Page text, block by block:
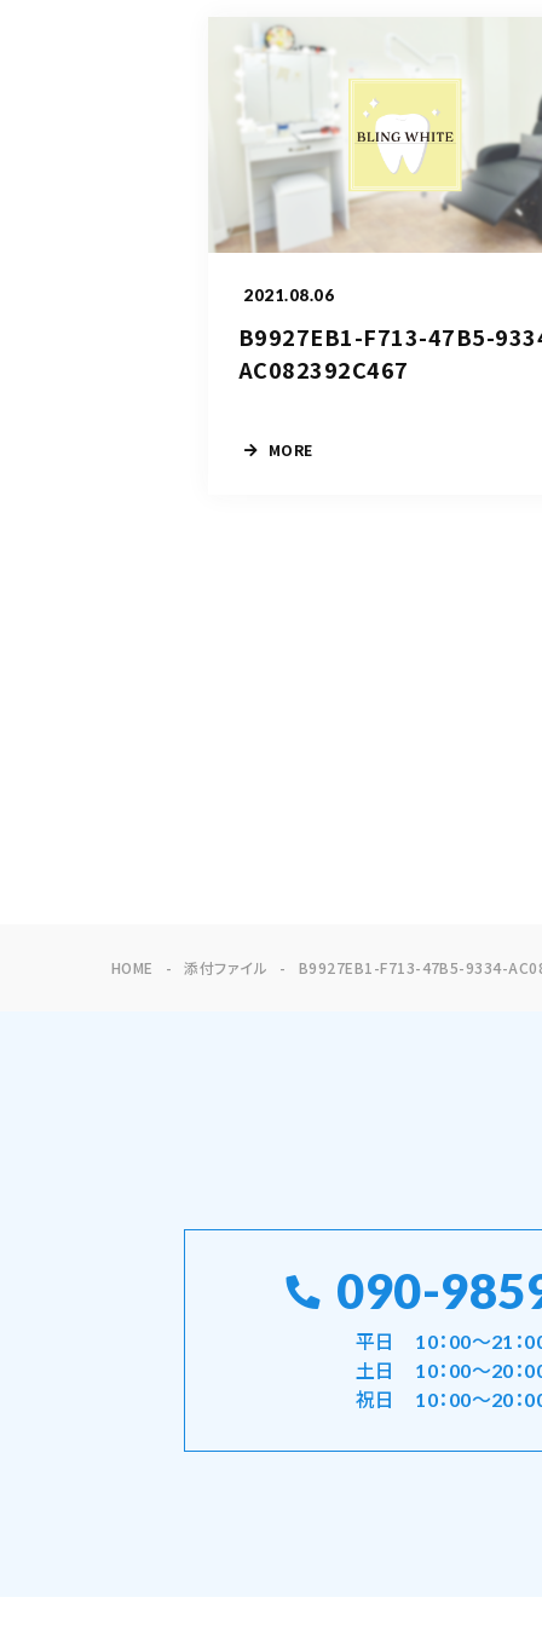
2021.08.06
B9927EB1-F713-47B5-
AC082392C467
MORE
HOME 添付ファイル B9927EB1-F713-47B5-9334-
090-
平日 10：00～21：
土日 10：00～20：
祝日 10：00～20：00